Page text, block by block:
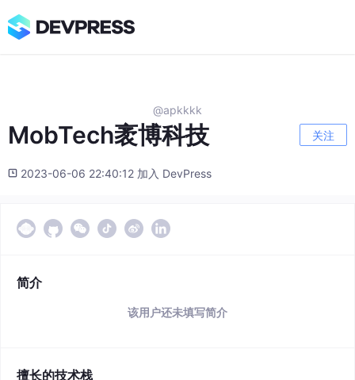
@apkkkk
MobTech袤博科技 关注
2023-06-06 22:40:12 加入 DevPress
简介
该用户还未填写简介
擅长的技术栈